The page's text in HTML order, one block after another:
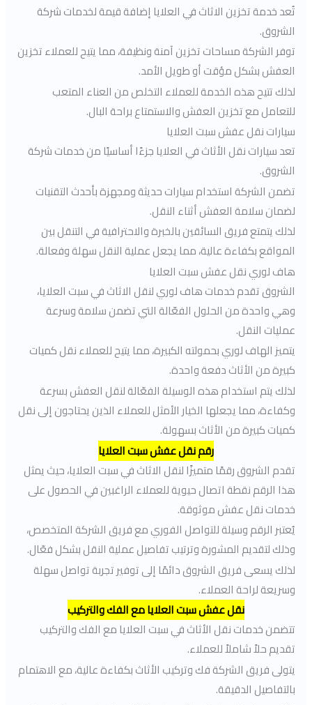
تُعد خدمة تخزين الاثاث في العلايا إضافة قيمة لخدمات شركة
الشروق.
توفر الشركة مساحات تخزين آمنة ونظيفة، مما يتيح للعملاء تخزين
العفش بشكل مؤقت أو طويل الأمد.
لذلك تتيح هذه الخدمة للعملاء التخلص من العناء المتعب
للتعامل مع تخزين العفش والاستمتاع براحة البال.
سيارات نقل عفش سبت العلايا
تعد سيارات نقل الأثاث في العلايا جزءًا أساسيًا من خدمات شركة
الشروق.
تضمن الشركة استخدام سيارات حديثة ومجهزة بأحدث التقنيات
لضمان سلامة العفش أثناء النقل.
لذلك يتمتع فريق السائقين بالخبرة والاحترافية في التنقل بين
المواقع بكفاءة عالية، مما يجعل عملية النقل سهلة وفعالة.
هاف لوري نقل عفش سبت العلايا
الشروق تقدم خدمات هاف لوري لنقل الاثاث في سبت العلايا،
وهي واحدة من الحلول الفعّالة التي تضمن سلامة وسرعة
عمليات النقل.
يتميز الهاف لوري بحمولته الكبيرة، مما يتيح للعملاء نقل كميات
كبيرة من الأثاث دفعة واحدة.
لذلك يتم استخدام هذه الوسيلة الفعّالة لنقل العفش بسرعة
وكفاءة، مما يجعلها الخيار الأمثل للعملاء الذين يحتاجون إلى نقل
كميات كبيرة من الأثاث بسهولة.
رقم نقل عفش سبت العلايا
تقدم الشروق رقمًا متميزًا لنقل الاثاث في سبت العلايا، حيث يمثل
هذا الرقم نقطة اتصال حيوية للعملاء الراغبين في الحصول على
خدمات نقل عفش موثوقة.
يُعتبر الرقم وسيلة للتواصل الفوري مع فريق الشركة المتخصص،
وذلك لتقديم المشورة وترتيب تفاصيل عملية النقل بشكل فعّال.
لذلك يسعى فريق الشروق دائمًا إلى توفير تجربة تواصل سهلة
وسريعة لراحة العملاء.
نقل عفش سبت العلايا مع الفك والتركيب
تتضمن خدمات نقل الأثاث في سبت العلايا مع الفك والتركيب
تقديم حلاً شاملاً للعملاء.
يتولى فريق الشركة فك وتركيب الأثاث بكفاءة عالية، مع الاهتمام
بالتفاصيل الدقيقة.